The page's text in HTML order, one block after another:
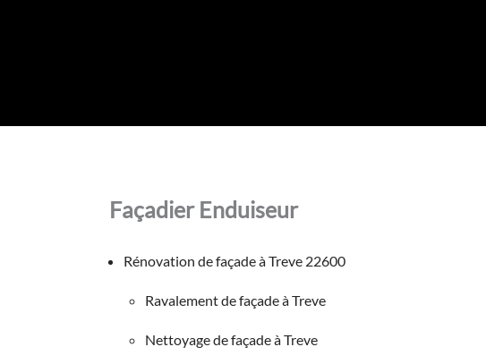
Façadier Enduiseur
Rénovation de façade à Treve 22600
Ravalement de façade à Treve
Nettoyage de façade à Treve